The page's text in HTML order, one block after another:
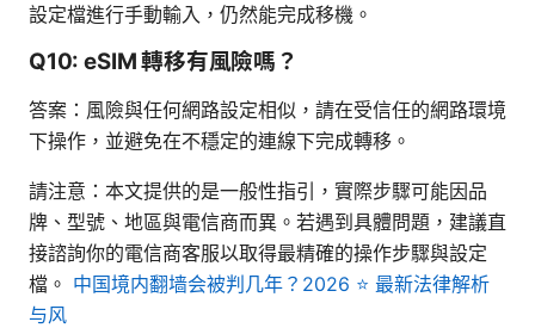
設定檔進行手動輸入，仍然能完成移機。
Q10: eSIM 轉移有風險嗎？
答案：風險與任何網路設定相似，請在受信任的網路環境
下操作，並避免在不穩定的連線下完成轉移。
請注意：本文提供的是一般性指引，實際步驟可能因品
牌、型號、地區與電信商而異。若遇到具體問題，建議直
接諮詢你的電信商客服以取得最精確的操作步驟與設定
檔。 中国境内翻墙会被判几年？2026 ⭐ 最新法律解析
与风